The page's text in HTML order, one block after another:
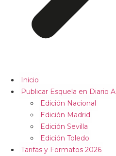
Inicio
Publicar Esquela en Diario
Edición Nacional
Edición Madrid
Edición Sevilla
Edición Toledo
Tarifas y Formatos 2026